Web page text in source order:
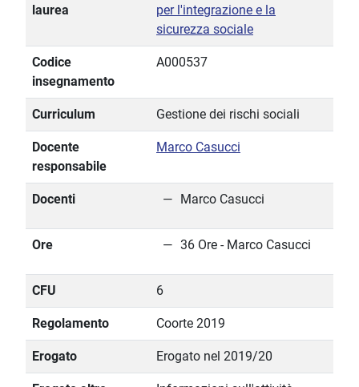
laurea
per l'integrazione e la
sicurezza sociale
Codice
insegnamento
A000537
Curriculum Gestione dei rischi sociali
Docente
responsabile
Marco Casucci
Docenti Marco Casucci
Ore 36 Ore - Marco Casucci
CFU 6
Regolamento Coorte 2019
Erogato Erogato nel 2019/20